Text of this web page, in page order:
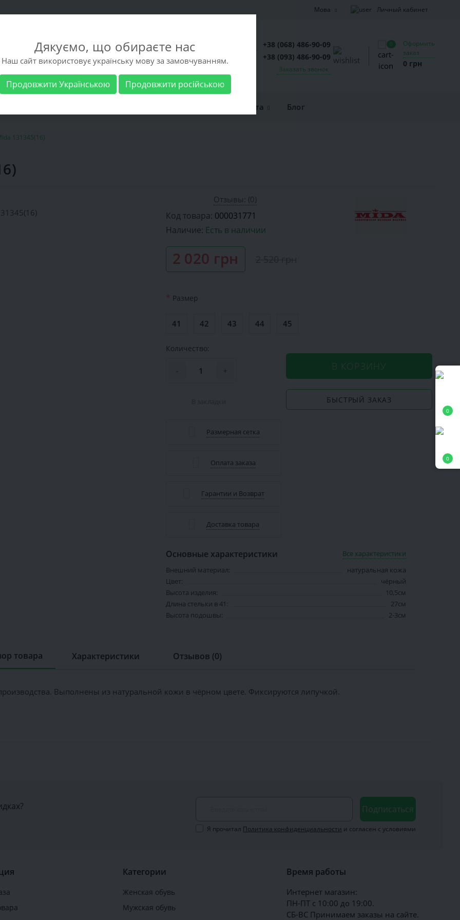
0
0
Мова Личный кабинет
+38 (068) 486-90-09
+38 (093) 486-90-09
Заказать звонок
0
Оформить
заказ
0 грн
Доставка и оплата Блог
131345(16)
Отзывы: (0)
Код товара: 000031771
Наличие: Есть в наличии
2 020 грн
* Размер
41 42 43 44 45
Количество:
- + В КОРЗИНУ
БЫСТРЫЙ ЗАКАЗ
Размерная сетка
Оплата заказа
Гарантии и Возврат
Доставка товара
Основные характеристики
Все характеристики
Внешний материал:
натуральная кожа
Цвет:
чёрный
Высота изделия:
10,5см
Длина стельки в 41:
27см
Высота подошвы:
2-3см
товара Характеристики Отзывов (0)
Выполнены из натуральной кожи в чёрном цвете. Фиксируются липучкой.
Подписаться
Я прочитал Политика конфиденциальности и согласен с условиями
Категории
Женская обувь
Мужская обувь
Время работы
Интернет магазин:
ПН-ПТ с 10:00 до 19:00.
СБ-ВС Принимаем заказы на сайте.
Дякуємо, що обираєте нас
Наш сайт використовує українську мову за замовчуванням.
Продовжити Українською Продовжити російською